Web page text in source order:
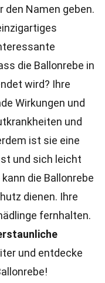
den Namen geben.
die Ballonrebe in
wird? Ihre
Wirkungen und
und
ist sie eine
und sich leicht
kann die Ballonrebe
dienen. Ihre
fernhalten.
und entdecke